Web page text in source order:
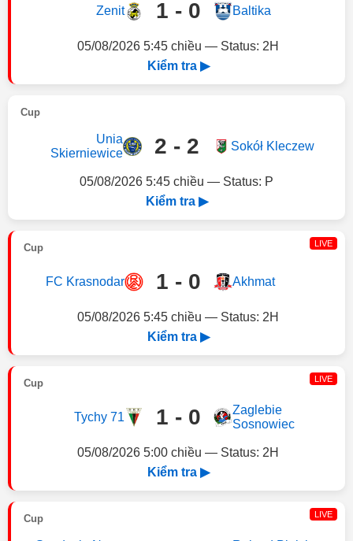
Zenit 1 - 0 Baltika
05/08/2026 5:45 chiều — Status: 2H
Kiểm tra ▶
Cup
Unia
Skierniewice
2 - 2 Sokół Kleczew
05/08/2026 5:45 chiều — Status: P
Kiểm tra ▶
Cup LIVE
FC Krasnodar 1 - 0 Akhmat
05/08/2026 5:45 chiều — Status: 2H
Kiểm tra ▶
Cup LIVE
Tychy 71 1 - 0
Zaglebie
Sosnowiec
05/08/2026 5:00 chiều — Status: 2H
Kiểm tra ▶
Cup LIVE